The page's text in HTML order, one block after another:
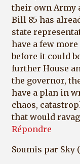
their own Army
Bill 85 has
state
have a few
before it could
further House
the governor,
have a plan in
chaos,
that would
Répondre
Soumis par Sky